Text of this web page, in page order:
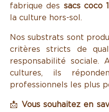
fabrique des sacs coco
la culture hors-sol.
Nos substrats sont
critères stricts de
responsabilité sociale.
cultures, ils
professionnels les plus
📩 Vous souhaitez en